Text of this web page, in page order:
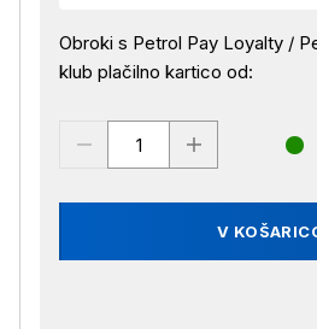
Obroki s Petrol Pay Loyalty /
klub plačilno kartico od:
V